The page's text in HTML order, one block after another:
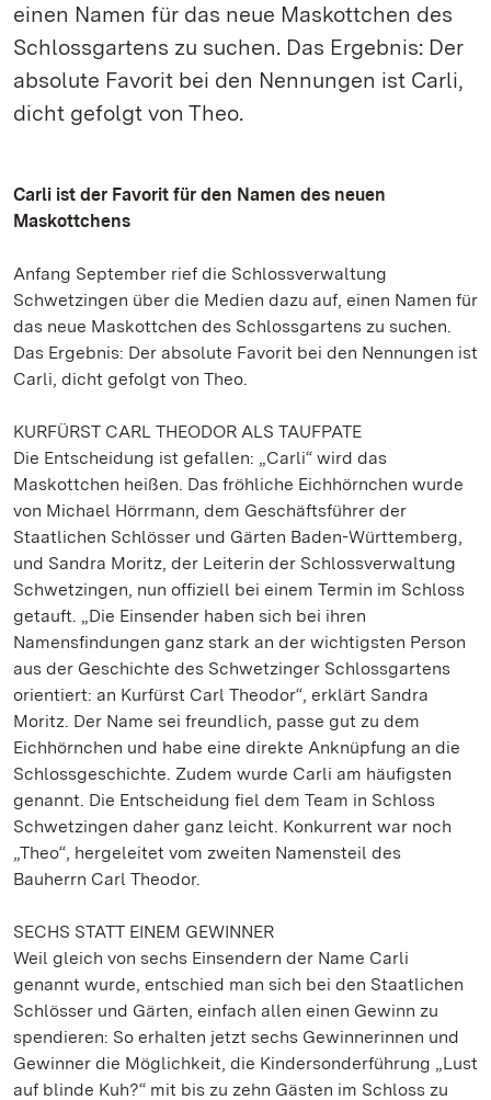
einen Namen für das neue Maskottchen des
Schlossgartens zu suchen. Das Ergebnis: Der
absolute Favorit bei den Nennungen ist Carli,
dicht gefolgt von Theo.
Carli ist der Favorit für den Namen des neuen
Maskottchens
Anfang September rief die Schlossverwaltung
Schwetzingen über die Medien dazu auf, einen Namen für
das neue Maskottchen des Schlossgartens zu suchen.
Das Ergebnis: Der absolute Favorit bei den Nennungen ist
Carli, dicht gefolgt von Theo.
KURFÜRST CARL THEODOR ALS TAUFPATE
Die Entscheidung ist gefallen: „Carli“ wird das
Maskottchen heißen. Das fröhliche Eichhörnchen wurde
von Michael Hörrmann, dem Geschäftsführer der
Staatlichen Schlösser und Gärten Baden-Württemberg,
und Sandra Moritz, der Leiterin der Schlossverwaltung
Schwetzingen, nun offiziell bei einem Termin im Schloss
getauft. „Die Einsender haben sich bei ihren
Namensfindungen ganz stark an der wichtigsten Person
aus der Geschichte des Schwetzinger Schlossgartens
orientiert: an Kurfürst Carl Theodor“, erklärt Sandra
Moritz. Der Name sei freundlich, passe gut zu dem
Eichhörnchen und habe eine direkte Anknüpfung an die
Schlossgeschichte. Zudem wurde Carli am häufigsten
genannt. Die Entscheidung fiel dem Team in Schloss
Schwetzingen daher ganz leicht. Konkurrent war noch
„Theo“, hergeleitet vom zweiten Namensteil des
Bauherrn Carl Theodor.
SECHS STATT EINEM GEWINNER
Weil gleich von sechs Einsendern der Name Carli
genannt wurde, entschied man sich bei den Staatlichen
Schlösser und Gärten, einfach allen einen Gewinn zu
spendieren: So erhalten jetzt sechs Gewinnerinnen und
Gewinner die Möglichkeit, die Kindersonderführung „Lust
auf blinde Kuh?“ mit bis zu zehn Gästen im Schloss zu